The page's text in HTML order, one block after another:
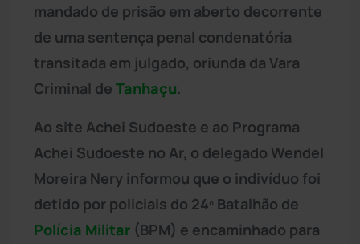
mandado de prisão em aberto decorrente
de uma sentença penal condenatória
transitada em julgado, oriunda da Vara
Criminal de Tanhaçu.
Ao site Achei Sudoeste e ao Programa
Achei Sudoeste no Ar, o delegado Wendel
Moreira Nery informou que o indivíduo foi
detido por policiais do 24º Batalhão de
Polícia Militar (BPM) e encaminhado para